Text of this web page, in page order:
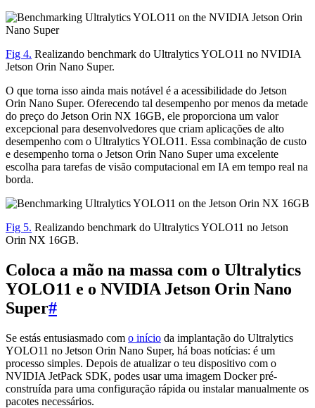
Fig 4. Realizando benchmark do Ultralytics YOLO11 no NVIDIA
Jetson Orin Nano Super.
O que torna isso ainda mais notável é a acessibilidade do Jetson
Orin Nano Super. Oferecendo tal desempenho por menos da metade
do preço do Jetson Orin NX 16GB, ele proporciona um valor
excepcional para desenvolvedores que criam aplicações de alto
desempenho com o Ultralytics YOLO11. Essa combinação de custo
e desempenho torna o Jetson Orin Nano Super uma excelente
escolha para tarefas de visão computacional em IA em tempo real na
borda.
Fig 5. Realizando benchmark do Ultralytics YOLO11 no Jetson
Orin NX 16GB.
Coloca a mão na massa com o Ultralytics
YOLO11 e o NVIDIA Jetson Orin Nano
Super#
Se estás entusiasmado com o início da implantação do Ultralytics
YOLO11 no Jetson Orin Nano Super, há boas notícias: é um
processo simples. Depois de atualizar o teu dispositivo com o
NVIDIA JetPack SDK, podes usar uma imagem Docker pré-
construída para uma configuração rápida ou instalar manualmente os
pacotes necessários.